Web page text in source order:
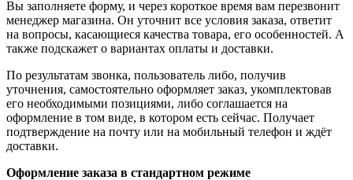
Вы заполняете форму, и через короткое время вам перезвонит
менеджер магазина. Он уточнит все условия заказа, ответит
на вопросы, касающиеся качества товара, его особенностей. А
также подскажет о вариантах оплаты и доставки.
По результатам звонка, пользователь либо, получив
уточнения, самостоятельно оформляет заказ, укомплектовав
его необходимыми позициями, либо соглашается на
оформление в том виде, в котором есть сейчас. Получает
подтверждение на почту или на мобильный телефон и ждёт
доставки.
Оформление заказа в стандартном режиме